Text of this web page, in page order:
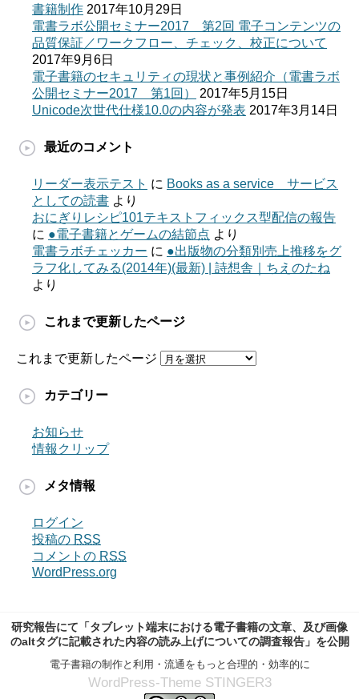
書籍制作 2017年10月29日
電書ラボ公開セミナー2017 第2回 電子コンテンツの
品質保証／ワークフロー、チェック、校正について
2017年9月6日
電子書籍のセキュリティの現状と事例紹介（電書ラボ
公開セミナー2017 第1回）
2017年5月15日
Unicode次世代仕様10.0の内容が発表 2017年3月14日
最近のコメント
リーダー表示テスト に Books as a service サービス
としての読書 より
おにぎりレシピ101テキストフィックス型配信の報告
に ●電子書籍とゲームの結節点 より
電書ラボチェッカー に ●出版物の分類別売上推移をグ
ラフ化してみる(2014年)(最新) | 詩想舎｜ちえのたね
より
これまで更新したページ
これまで更新したページ
カテゴリー
お知らせ
情報クリップ
メタ情報
ログイン
投稿の RSS
コメントの RSS
WordPress.org
研究報告にて「タブレット端末における電子書籍の文章、及び画像
のaltタグに記載された内容の読み上げについての調査報告」を公開
電子書籍の制作と利用・流通をもっと合理的・効率的に
WordPress-Theme STINGER3